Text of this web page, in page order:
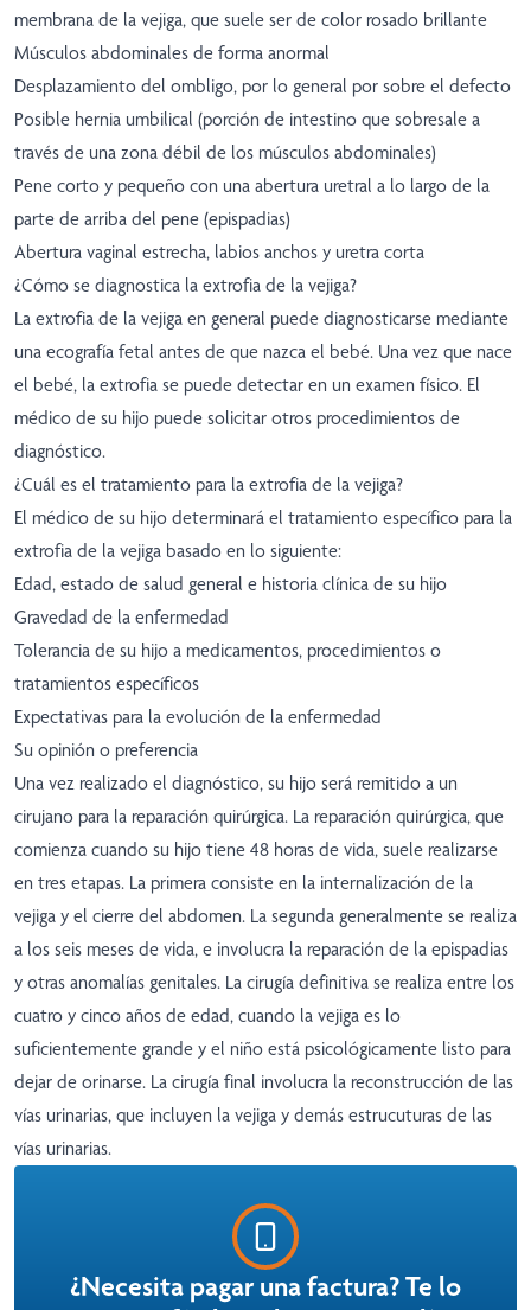
membrana de la vejiga, que suele ser de color rosado brillante
Músculos abdominales de forma anormal
Desplazamiento del ombligo, por lo general por sobre el defecto
Posible hernia umbilical (porción de intestino que sobresale a
través de una zona débil de los músculos abdominales)
Pene corto y pequeño con una abertura uretral a lo largo de la
parte de arriba del pene (epispadias)
Abertura vaginal estrecha, labios anchos y uretra corta
¿Cómo se diagnostica la extrofia de la vejiga?
La extrofia de la vejiga en general puede diagnosticarse mediante
una ecografía fetal antes de que nazca el bebé. Una vez que nace
el bebé, la extrofia se puede detectar en un examen físico. El
médico de su hijo puede solicitar otros procedimientos de
diagnóstico.
¿Cuál es el tratamiento para la extrofia de la vejiga?
El médico de su hijo determinará el tratamiento específico para la
extrofia de la vejiga basado en lo siguiente:
Edad, estado de salud general e historia clínica de su hijo
Gravedad de la enfermedad
Tolerancia de su hijo a medicamentos, procedimientos o
tratamientos específicos
Expectativas para la evolución de la enfermedad
Su opinión o preferencia
Una vez realizado el diagnóstico, su hijo será remitido a un
cirujano para la reparación quirúrgica. La reparación quirúrgica, que
comienza cuando su hijo tiene 48 horas de vida, suele realizarse
en tres etapas. La primera consiste en la internalización de la
vejiga y el cierre del abdomen. La segunda generalmente se realiza
a los seis meses de vida, e involucra la reparación de la epispadias
y otras anomalías genitales. La cirugía definitiva se realiza entre los
cuatro y cinco años de edad, cuando la vejiga es lo
suficientemente grande y el niño está psicológicamente listo para
dejar de orinarse. La cirugía final involucra la reconstrucción de las
vías urinarias, que incluyen la vejiga y demás estrucuturas de las
vías urinarias.
¿Necesita pagar una factura? Te lo